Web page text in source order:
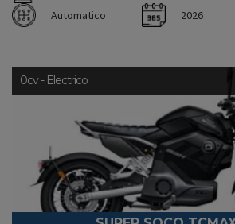
Automatico
2026
0cv - Electrico